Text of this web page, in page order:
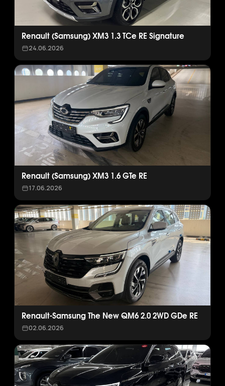
Renault (Samsung) XM3 1.3 TCe RE Signature
24.06.2026
Renault (Samsung) XM3 1.6 GTe RE
17.06.2026
Renault-Samsung The New QM6 2.0 2WD GDe RE
02.06.2026